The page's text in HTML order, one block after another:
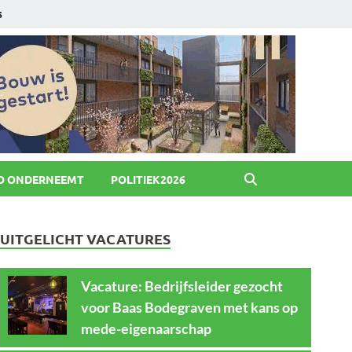
ONDERNEEMT POLITIEK2026
UITGELICHT VACATURES
Vacature: Bedrijfsleider gezocht
voor Baas Bodegraven met kans op
mede-eigenaarschap